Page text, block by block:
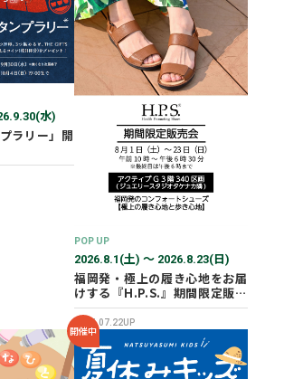
水)
ラリー」開
POP UP
2026.8.1(土) 〜 2026.8.23(日)
福岡発・極上の履き心地をお届
けする『H.P.S.』期間限定販売
会を開催✨
2026.07.22UP
開催中